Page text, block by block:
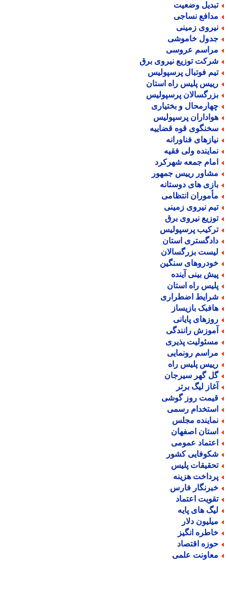
وضعیت
نساجی
زمینی
خاموشی
عروسی
توزیع نیروی برق
فوتبال پرسپولیس
پلیس راه استان
پرسپولیس
و بختیاری
پرسپولیس
قوه قضاییه
فناورانه
ولی فقیه
جمعه شهرکرد
رییس جمهور
های دوستانه
انتظامی
نیروی زمینی
نیروی برق
پرسپولیس
استان
بزرگسالان
سنگین
بینی آینده
راه استان
اضطراری
بازیساز
پایانی
رانندگی
پذیری
رونمایی
پلیس راه
گهر سیرجان
لیگ برتر
روز گوشی
رسمی
مجلس
اصفهان
عمومی
کشور
پلیس
هزینه
فارس
اعتماد
های پایه
دلار
انگیز
اقتصاد
علمی